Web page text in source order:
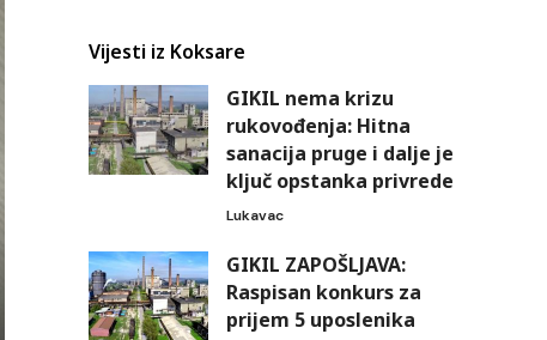
Vijesti iz Koksare
GIKIL nema krizu
rukovođenja: Hitna
sanacija pruge i dalje je
ključ opstanka privrede
Lukavac
GIKIL ZAPOŠLJAVA:
Raspisan konkurs za
prijem 5 uposlenika